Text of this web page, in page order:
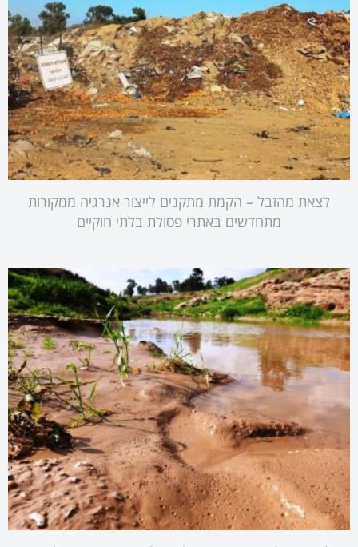
לצאת מהזבל – הקמת מתקנים לייצור אנרגיה ממקורות
מתחדשים באתרי פסולת בלתי חוקיים